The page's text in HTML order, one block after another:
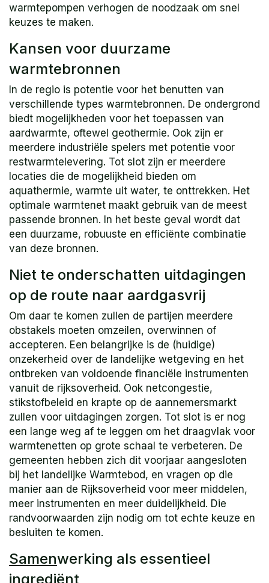
warmtepompen verhogen de noodzaak om snel
keuzes te maken.
Kansen voor duurzame
warmtebronnen
In de regio is potentie voor het benutten van
verschillende types warmtebronnen. De ondergrond
biedt mogelijkheden voor het toepassen van
aardwarmte, oftewel geothermie. Ook zijn er
meerdere industriële spelers met potentie voor
restwarmtelevering. Tot slot zijn er meerdere
locaties die de mogelijkheid bieden om
aquathermie, warmte uit water, te onttrekken. Het
optimale warmtenet maakt gebruik van de meest
passende bronnen. In het beste geval wordt dat
een duurzame, robuuste en efficiënte combinatie
van deze bronnen.
Niet te onderschatten uitdagingen
op de route naar aardgasvrij
Om daar te komen zullen de partijen meerdere
obstakels moeten omzeilen, overwinnen of
accepteren. Een belangrijke is de (huidige)
onzekerheid over de landelijke wetgeving en het
ontbreken van voldoende financiële instrumenten
vanuit de rijksoverheid. Ook netcongestie,
stikstofbeleid en krapte op de aannemersmarkt
zullen voor uitdagingen zorgen. Tot slot is er nog
een lange weg af te leggen om het draagvlak voor
warmtenetten op grote schaal te verbeteren. De
gemeenten hebben zich dit voorjaar aangesloten
bij het landelijke Warmtebod, en vragen op die
manier aan de Rijksoverheid voor meer middelen,
meer instrumenten en meer duidelijkheid. Die
randvoorwaarden zijn nodig om tot echte keuze en
besluiten te komen.
Samenwerking als essentieel
ingrediënt